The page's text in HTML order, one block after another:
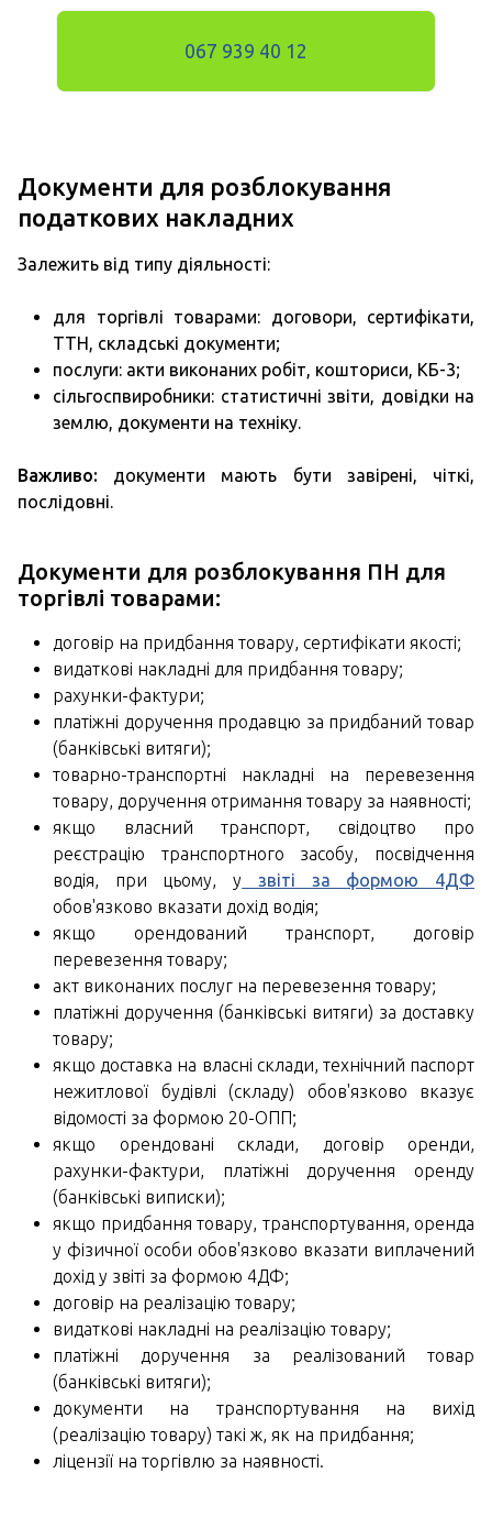
067 939 40 12
Документи для розблокування
податкових накладних
Залежить від типу діяльності:
для торгівлі товарами: договори, сертифікати,
ТТН, складські документи;
послуги: акти виконаних робіт, кошториси, КБ-3;
сільгоспвиробники: статистичні звіти, довідки на
землю, документи на техніку.
Важливо: документи мають бути завірені, чіткі,
послідовні.
Документи для розблокування ПН для
торгівлі товарами:
договір на придбання товару, сертифікати якості;
видаткові накладні для придбання товару;
рахунки-фактури;
платіжні доручення продавцю за придбаний товар
(банківські витяги);
товарно-транспортні накладні на перевезення
товару, доручення отримання товару за наявності;
якщо власний транспорт, свідоцтво про
реєстрацію транспортного засобу, посвідчення
водія, при цьому, у звіті за формою 4ДФ
обов'язково вказати дохід водія;
якщо орендований транспорт, договір
перевезення товару;
акт виконаних послуг на перевезення товару;
платіжні доручення (банківські витяги) за доставку
товару;
якщо доставка на власні склади, технічний паспорт
нежитлової будівлі (складу) обов'язково вказує
відомості за формою 20-ОПП;
якщо орендовані склади, договір оренди,
рахунки-фактури, платіжні доручення оренду
(банківські виписки);
якщо придбання товару, транспортування, оренда
у фізичної особи обов'язково вказати виплачений
дохід у звіті за формою 4ДФ;
договір на реалізацію товару;
видаткові накладні на реалізацію товару;
платіжні доручення за реалізований товар
(банківські витяги);
документи на транспортування на вихід
(реалізацію товару) такі ж, як на придбання;
ліцензії на торгівлю за наявності.